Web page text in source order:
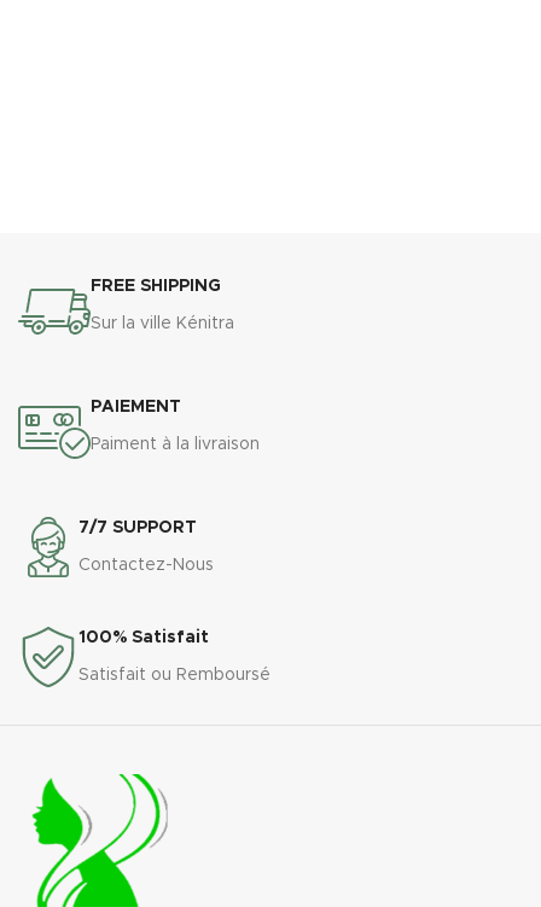
FREE SHIPPING
Sur la ville Kénitra
PAIEMENT
Paiment à la livraison
7/7 SUPPORT
Contactez-Nous
100% Satisfait
Satisfait ou Remboursé